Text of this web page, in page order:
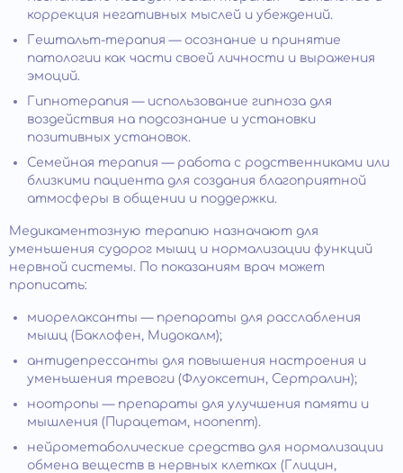
коррекция негативных мыслей и убеждений.
Гештальт-терапия — осознание и принятие
патологии как части своей личности и выражения
эмоций.
Гипнотерапия — использование гипноза для
воздействия на подсознание и установки
позитивных установок.
Семейная терапия — работа с родственниками или
близкими пациента для создания благоприятной
атмосферы в общении и поддержки.
Медикаментозную терапию назначают для
уменьшения судорог мышц и нормализации функций
нервной системы. По показаниям врач может
прописать:
миорелаксанты — препараты для расслабления
мышц (Баклофен, Мидокалм);
антидепрессанты для повышения настроения и
уменьшения тревоги (Флуоксетин, Сертралин);
ноотропы — препараты для улучшения памяти и
мышления (Пирацетам, ноопепт).
нейрометаболические средства для нормализации
обмена веществ в нервных клетках (Глицин,